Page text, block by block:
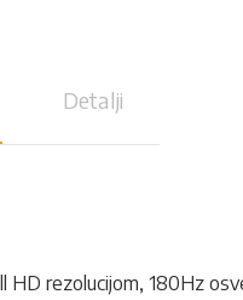
Detalji
rezolucijom, 180Hz